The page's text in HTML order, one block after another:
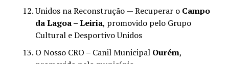
Unidos na Reconstrução — Recuperar o Campo
da Lagoa – Leiria, promovido pelo Grupo
Cultural e Desportivo Unidos
O Nosso CRO – Canil Municipal Ourém,